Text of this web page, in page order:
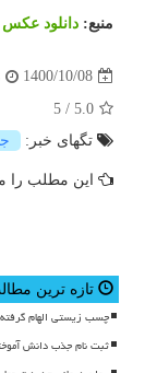
منبع: دانلود عكس
1400/10/08
5.0
/
5
تگهای خبر:
این مطلب را
تازه ترین
چسب زیستی الهام
ثبت نام جذب دانش آموختگان